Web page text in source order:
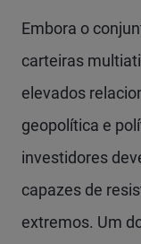
Embora o
carteiras
elevados
geopolítica e
investidores
capazes de
extremos. Um